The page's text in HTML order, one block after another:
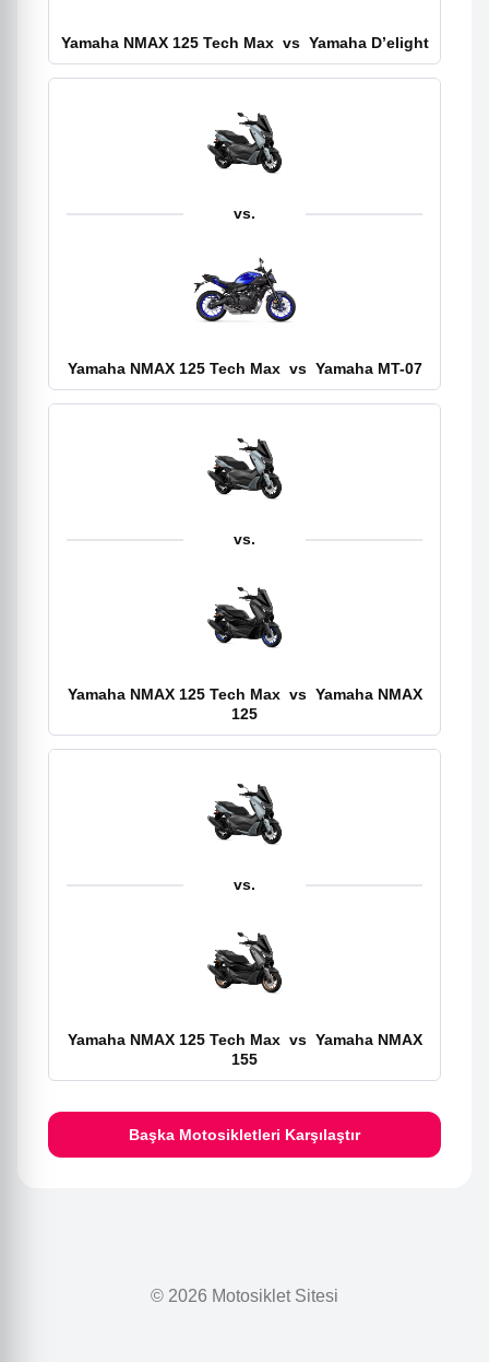
Yamaha NMAX 125 Tech Max vs Yamaha D’elight
vs.
Yamaha NMAX 125 Tech Max vs Yamaha MT-07
vs.
Yamaha NMAX 125 Tech Max vs Yamaha NMAX
125
vs.
Yamaha NMAX 125 Tech Max vs Yamaha NMAX
155
Başka Motosikletleri Karşılaştır
© 2026 Motosiklet Sitesi